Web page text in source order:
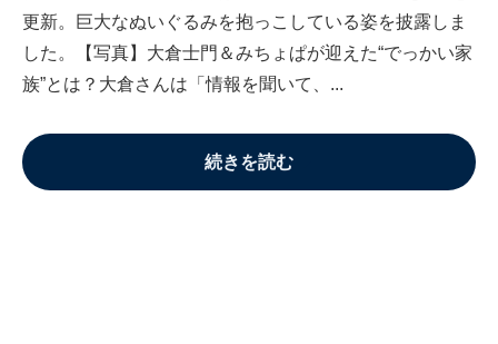
更新。巨大なぬいぐるみを抱っこしている姿を披露しま
した。【写真】大倉士門＆みちょぱが迎えた“でっかい家
族”とは？大倉さんは「情報を聞いて、...
続きを読む